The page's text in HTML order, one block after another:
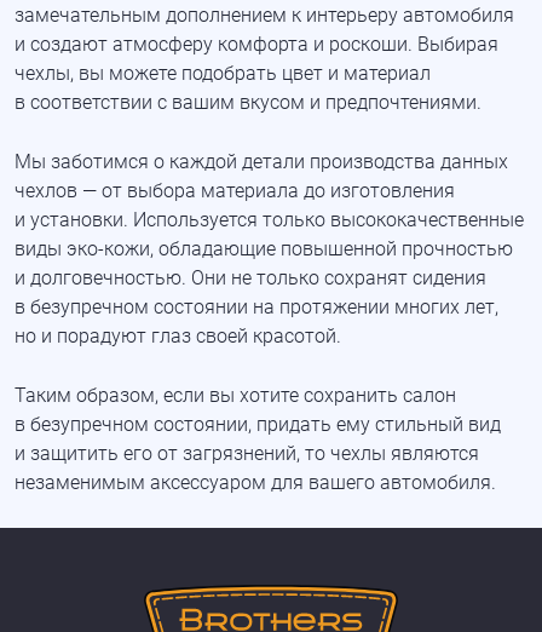
замечательным дополнением к интерьеру автомобиля
и создают атмосферу комфорта и роскоши. Выбирая
чехлы, вы можете подобрать цвет и материал
в соответствии с вашим вкусом и предпочтениями.
Мы заботимся о каждой детали производства данных
чехлов — от выбора материала до изготовления
и установки. Используется только высококачественные
виды эко-кожи, обладающие повышенной прочностью
и долговечностью. Они не только сохранят сидения
в безупречном состоянии на протяжении многих лет,
но и порадуют глаз своей красотой.
Таким образом, если вы хотите сохранить салон
в безупречном состоянии, придать ему стильный вид
и защитить его от загрязнений, то чехлы являются
незаменимым аксессуаром для вашего автомобиля.